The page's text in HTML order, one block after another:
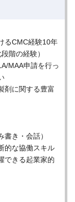
るCMC経験10年
階の経験）
MAA申請を行っ
剤に関する豊富
書き・会話）
的な協働スキル
できる起業家的